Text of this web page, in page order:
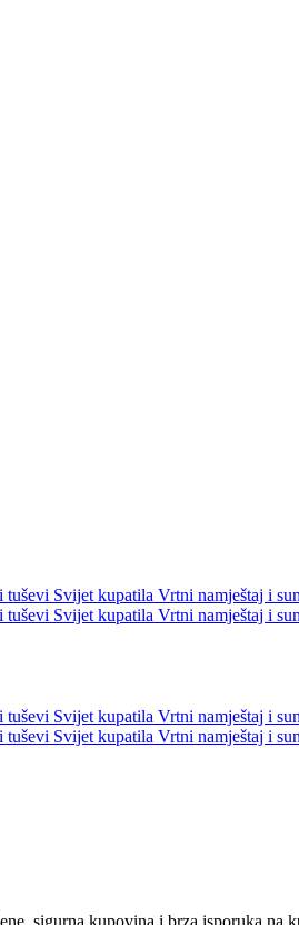
tuševi Svijet kupatila Vrtni namještaj i
tuševi Svijet kupatila Vrtni namještaj i
tuševi Svijet kupatila Vrtni namještaj i
tuševi Svijet kupatila Vrtni namještaj i
sigurna kupovina i brza isporuka na